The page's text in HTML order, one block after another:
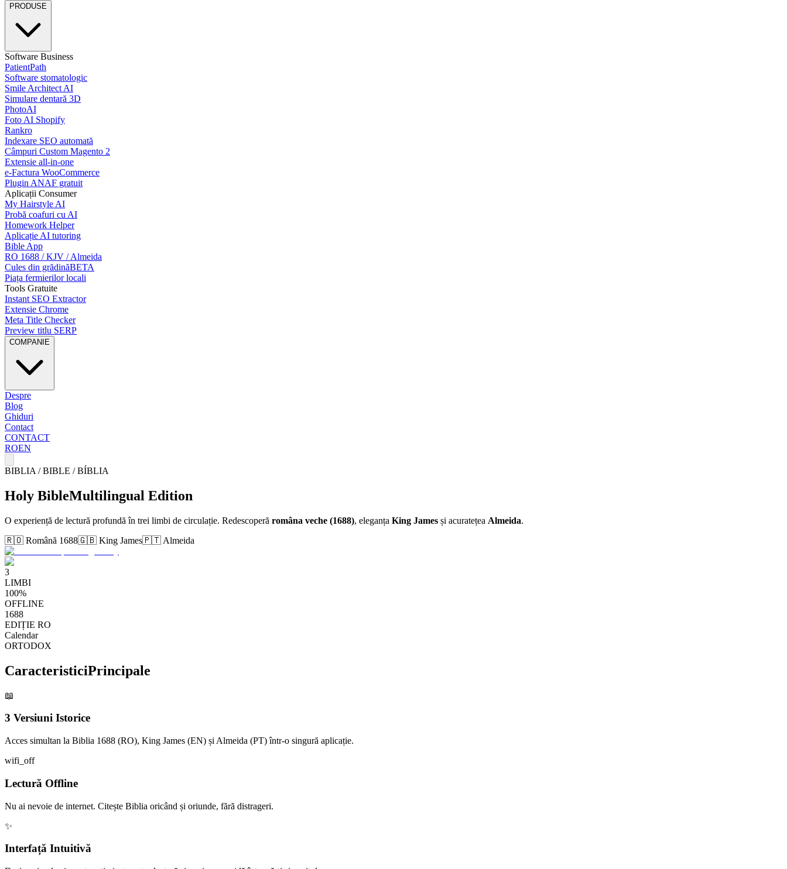
PRODUSE
Software Business
PatientPath
Software stomatologic
Smile Architect AI
Simulare dentară 3D
PhotoAI
Foto AI Shopify
Rankro
Indexare SEO automată
Câmpuri Custom Magento 2
Extensie all-in-one
e-Factura WooCommerce
Plugin ANAF gratuit
Aplicații Consumer
My Hairstyle AI
Probă coafuri cu AI
Homework Helper
Aplicație AI tutoring
Bible App
RO 1688 / KJV / Almeida
Cules din grădinăBETA
Piața fermierilor locali
Tools Gratuite
Instant SEO Extractor
Extensie Chrome
Meta Title Checker
Preview titlu SERP
COMPANIE
Despre
Blog
Ghiduri
Contact
CONTACT
ROEN
BIBLIA / BIBLE / BÍBLIA
Holy BibleMultilingual Edition
O experiență de lectură profundă în trei limbi de circulație. Redescoperă româna veche (1688), eleganța King James și acuratețea Almeida.
🇷🇴 Română 1688🇬🇧 King James🇵🇹 Almeida
3
LIMBI
100%
OFFLINE
1688
EDIȚIE RO
Calendar
ORTODOX
CaracteristiciPrincipale
📖
3 Versiuni Istorice
Acces simultan la Biblia 1688 (RO), King James (EN) și Almeida (PT) într-o singură aplicație.
wifi_off
Lectură Offline
Nu ai nevoie de internet. Citește Biblia oricând și oriunde, fără distrageri.
✨
Interfață Intuitivă